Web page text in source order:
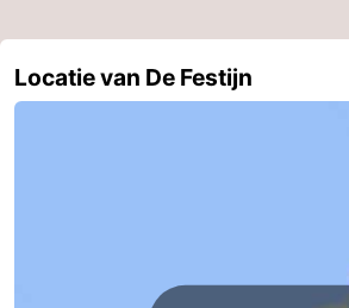
Zwembaden
-
Fietsen
-
Locatie van De Festijn